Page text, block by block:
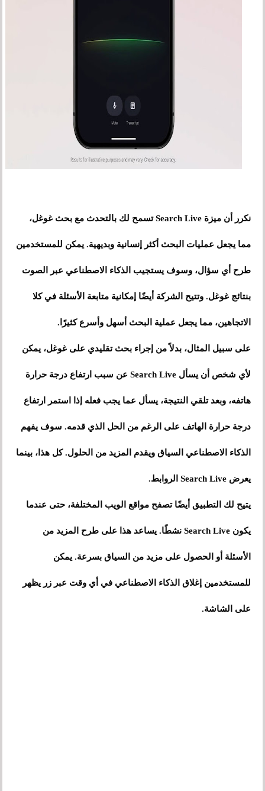
نكرر أن ميزة Search Live تسمح لك بالتحدث مع بحث غوغل،
مما يجعل عمليات البحث أكثر إنسانية وبديهية. يمكن للمستخدمين
طرح أي سؤال، وسوف يستجيب الذكاء الاصطناعي عبر الصوت
بنتائج غوغل. وتتيح الشركة أيضًا إمكانية متابعة الأسئلة في كلا
الاتجاهين، مما يجعل عملية البحث أسهل وأسرع كثيرًا.
على سبيل المثال، بدلاً من إجراء بحث تقليدي على غوغل، يمكن
لأي شخص أن يسأل Search Live عن سبب ارتفاع درجة حرارة
هاتفه، وبعد تلقي النتيجة، يسأل عما يجب فعله إذا استمر ارتفاع
درجة حرارة الهاتف على الرغم من الحل الذي قدمه. سوف يفهم
الذكاء الاصطناعي السياق ويقدم المزيد من الحلول. كل هذا، بينما
يعرض Search Live الروابط.
يتيح لك التطبيق أيضًا تصفح مواقع الويب المختلفة، حتى عندما
يكون Search Live نشطًا. يساعد هذا على طرح المزيد من
الأسئلة أو الحصول على مزيد من السياق بسرعة. يمكن
للمستخدمين إغلاق الذكاء الاصطناعي في أي وقت عبر زر يظهر
على الشاشة.